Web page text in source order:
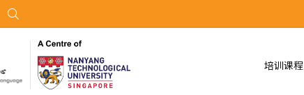
培训课程